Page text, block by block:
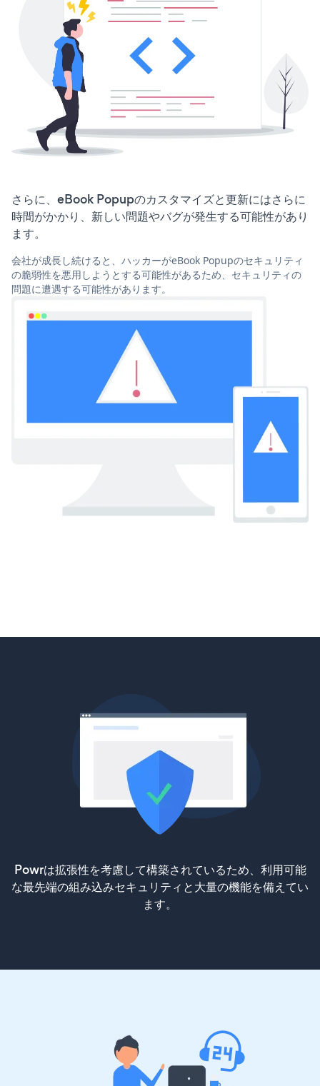
さらに、eBook Popupのカスタマイズと更新にはさらに
時間がかかり、新しい問題やバグが発生する可能性があり
ます。
会社が成長し続けると、ハッカーがeBook Popupのセキュリティ
の脆弱性を悪用しようとする可能性があるため、セキュリティの
問題に遭遇する可能性があります。
Powrは拡張性を考慮して構築されているため、利用可能
な最先端の組み込みセキュリティと大量の機能を備えてい
ます。